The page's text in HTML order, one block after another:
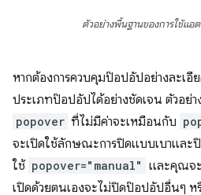
ตัวอย่างพื้นฐานของการใช้แ
หากต้องการควบคุมป๊อปอัปอย่างละเอี
ประเภทป๊อปอัปได้อย่างชัดเจน ตัวอย่
popover ที่ไม่มีค่าจะเหมือนกับ
จะเปิดใช้ลักษณะการปิดแบบเบาแล
ใช้ popover="manual" และคุณจ
เปิดด้วยตนเองจะไม่ปิดป๊อปอัปอื่นๆ